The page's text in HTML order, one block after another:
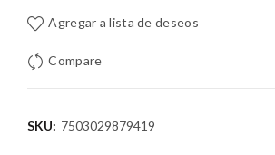
Agregar a lista de deseos
Compare
SKU: 7503029879419